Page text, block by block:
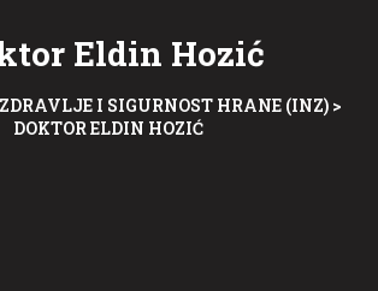
Eldin Hozić
I SIGURNOST HRANE (INZ)>
DOKTOR ELDIN HOZIĆ